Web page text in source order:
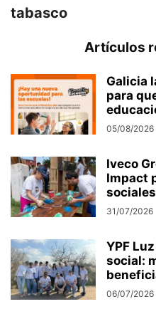
tabasco
Artículos
Galicia
para
05/08/2026
Iveco
Impact
31/07/2026
YPF
social:
06/07/2026